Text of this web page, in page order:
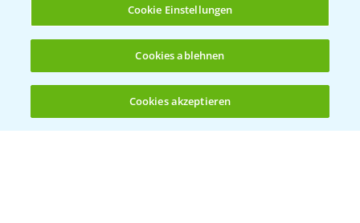
(noch 4)
Hilfe in Notfällen
+49 (0)214/30-20220
Cookie Einstellungen
Cookies ablehnen
Cookies akzeptieren